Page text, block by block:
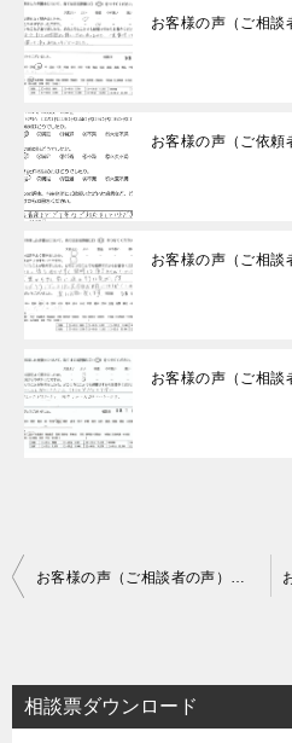
お客様の声（ご相談
お客様の声（ご依頼
お客様の声（ご相談
お客様の声（ご相談
投
ビ
ゲ
お客様の声（ご相談者の声）口コミ・評判
相談票ダウンロード